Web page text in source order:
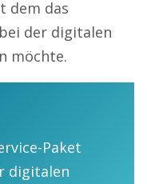
dem das
der digitalen
möchte.
Paket
digitalen